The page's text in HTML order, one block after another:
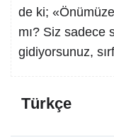
de ki;
mı? Siz sadece
gidiyorsunuz,
Türkçe